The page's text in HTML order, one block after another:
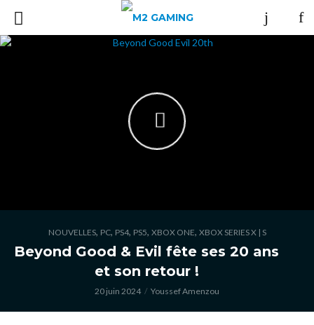
NOUVELLES, PC, PS4, PS5, XBOX ONE, XBOX SERIES X | S
Beyond Good & Evil fête ses 20 ans
et son retour !
20 juin 2024 Youssef Amenzou